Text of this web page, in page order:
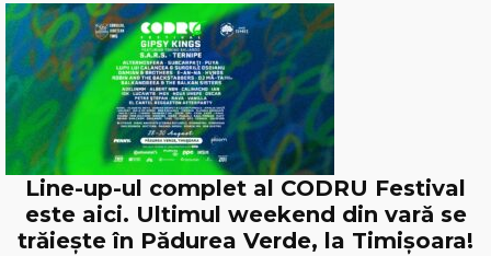
Line-up-ul complet al CODRU Festival
este aici. Ultimul weekend din vară se
trăiește în Pădurea Verde, la Timișoara!